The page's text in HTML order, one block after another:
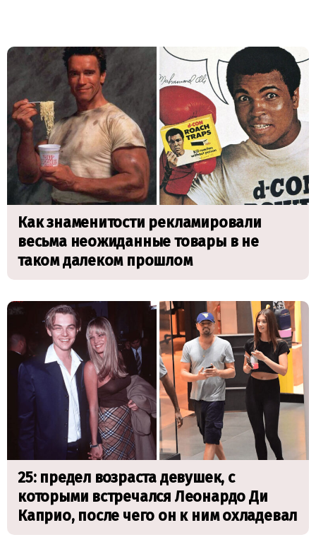
Как знаменитости рекламировали
весьма неожиданные товары в не
таком далеком прошлом
25: предел возраста девушек, с
которыми встречался Леонардо Ди
Каприо, после чего он к ним охладевал